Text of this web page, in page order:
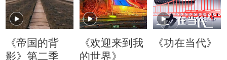
《帝国的背
影》第二季
《欢迎来到我
的世界》
《功在当代》